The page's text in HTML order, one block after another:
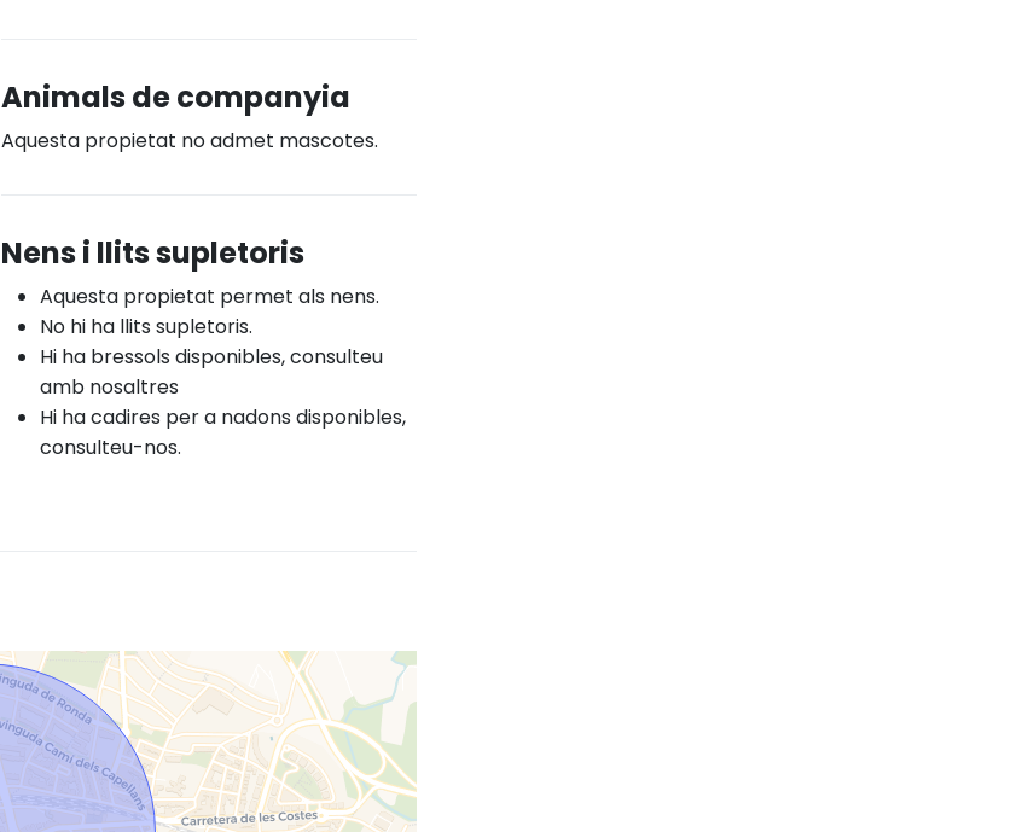
Animals de companyia
Aquesta propietat no admet mascotes.
Nens i llits supletoris
Aquesta propietat permet als nens.
No hi ha llits supletoris.
Hi ha bressols disponibles, consulteu
amb nosaltres
Hi ha cadires per a nadons disponibles,
consulteu-nos.